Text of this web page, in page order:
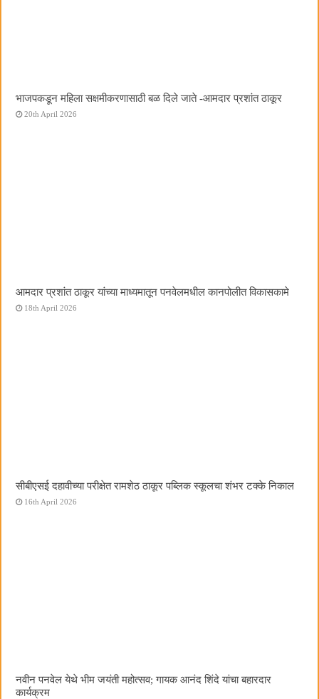
भाजपकडून महिला सक्षमीकरणासाठी बळ दिले जाते -आमदार प्रशांत ठाकूर
20th April 2026
आमदार प्रशांत ठाकूर यांच्या माध्यमातून पनवेलमधील कानपोलीत विकासकामे
18th April 2026
सीबीएसई दहावीच्या परीक्षेत रामशेठ ठाकूर पब्लिक स्कूलचा शंभर टक्के निकाल
16th April 2026
नवीन पनवेल येथे भीम जयंती महोत्सव; गायक आनंद शिंदे यांचा बहारदार
कार्यक्रम